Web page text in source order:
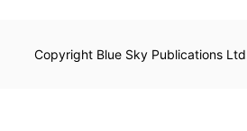
Copyright Blue Sky Publications